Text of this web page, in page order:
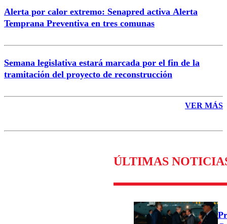
Alerta por calor extremo: Senapred activa Alerta
Temprana Preventiva en tres comunas
Semana legislativa estará marcada por el fin de la
tramitación del proyecto de reconstrucción
VER MÁS
ÚLTIMAS